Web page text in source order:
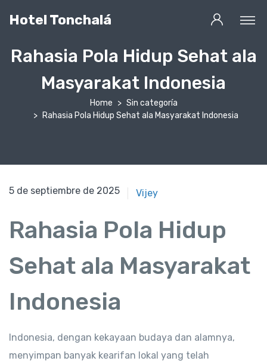
Hotel Tonchalá
Rahasia Pola Hidup Sehat ala
Masyarakat Indonesia
Home
Sin categoría
Rahasia Pola Hidup Sehat ala Masyarakat Indonesia
5 de septiembre de 2025 Vijey
Rahasia Pola Hidup
Sehat ala Masyarakat
Indonesia
Indonesia, dengan kekayaan budaya dan alamnya,
menyimpan banyak kearifan lokal yang telah